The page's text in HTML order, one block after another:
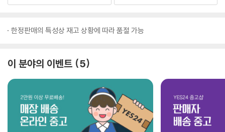
한정판매의 특성상 재고 상황에 따라 품절 가능
이 분야의 이벤트 5